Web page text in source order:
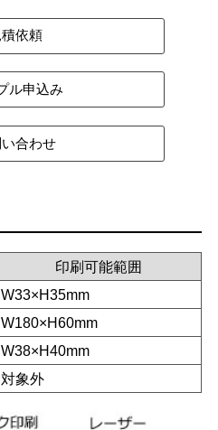
印刷可能範囲
W33×H35mm
W180×H60mm
W38×H40mm
対象外